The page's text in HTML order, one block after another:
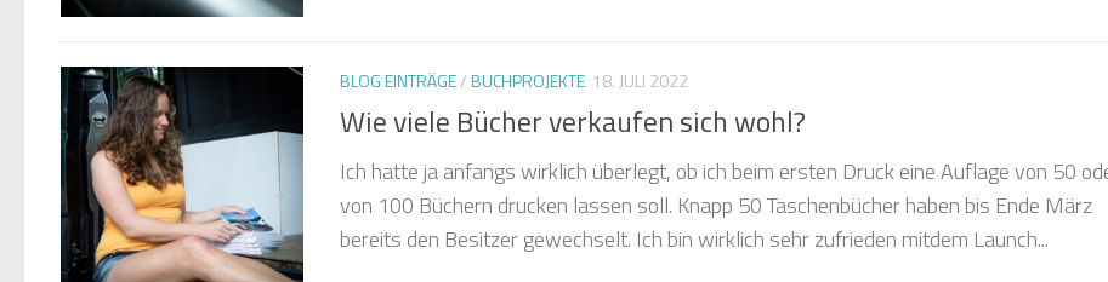
BLOG EINTRÄGE/BUCHPROJEKTE 18. JULI 2022
Wie viele Bücher verkaufen sich wohl?
Ich hatte ja anfangs wirklich überlegt, ob ich beim ersten Druck eine Auflage von 50
von 100 Büchern drucken lassen soll. Knapp 50 Taschenbücher haben bis Ende März
bereits den Besitzer gewechselt. Ich bin wirklich sehr zufrieden mitdem Launch...